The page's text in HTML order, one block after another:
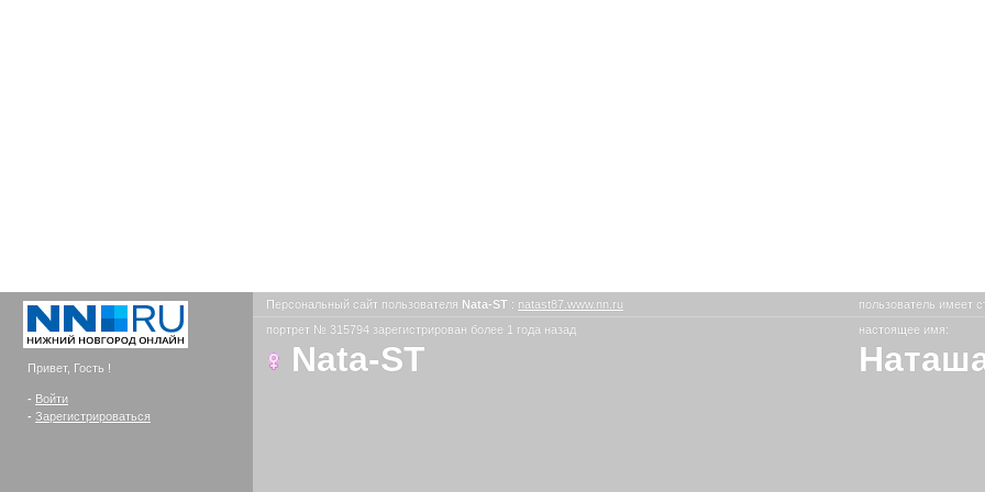
Привет, Гость !
- Войти
- Зарегистрироваться
Персональный сайт пользователя Nata-ST : natast87.www.nn.ru пользователь имеет
портрет № 315794 зарегистрирован более 1 года назад
Nata-ST
настоящее имя: